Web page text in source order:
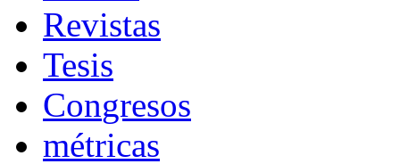
Revistas
Tesis
Congresos
métricas